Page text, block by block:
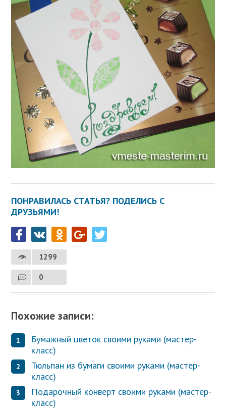
ПОНРАВИЛАСЬ СТАТЬЯ? ПОДЕЛИСЬ С
ДРУЗЬЯМИ!
1299
0
Похожие записи:
Бумажный цветок своими руками (мастер-
класс)
Тюльпан из бумаги своими руками (мастер-
класс)
Подарочный конверт своими руками (мастер-
класс)